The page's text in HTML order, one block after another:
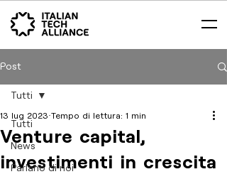
Post
Tutti
News
Parlano di noi
Tutti
Venture capital,
investimenti in crescita
13 lug 2023 Tempo di lettura: 1 min